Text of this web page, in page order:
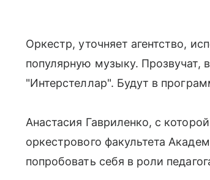
Оркестр, уточняет агентство,
популярную музыку. Прозвучат,
"Интерстеллар". Будут в
Анастасия Гавриленко, с
оркестрового факультета
попробовать себя в роли